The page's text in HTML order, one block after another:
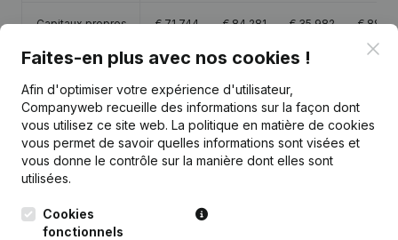
Capitaux propres €71 744 €84 281 €35 982 €88
Marge brute €-9 390 € 65 175 €66 723
Publications
Faites-en plus avec nos cookies !
Afin d'optimiser votre expérience d'utilisateur,
Companyweb recueille des informations sur la façon dont
vous utilisez ce site web. La politique en matière de cookies
vous permet de savoir quelles informations sont visées et
vous donne le contrôle sur la manière dont elles sont
utilisées.
Cookies
fonctionnels